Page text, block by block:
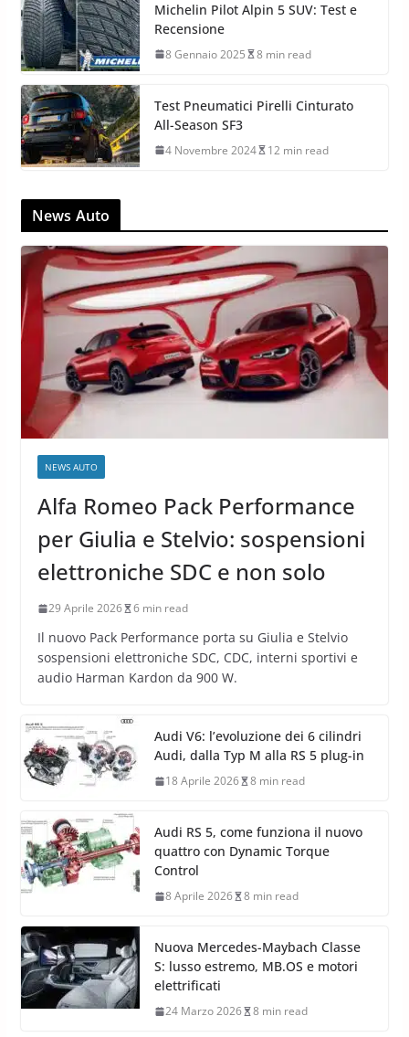
Michelin Pilot Alpin 5 SUV: Test e
Recensione
8 Gennaio 2025 8 min read
Test Pneumatici Pirelli Cinturato
All-Season SF3
4 Novembre 2024 12 min read
News Auto
NEWS AUTO
Alfa Romeo Pack Performance
per Giulia e Stelvio: sospensioni
elettroniche SDC e non solo
29 Aprile 2026 6 min read
Il nuovo Pack Performance porta su Giulia e Stelvio
sospensioni elettroniche SDC, CDC, interni sportivi e
audio Harman Kardon da 900 W.
Audi V6: l’evoluzione dei 6 cilindri
Audi, dalla Typ M alla RS 5 plug-in
18 Aprile 2026 8 min read
Audi RS 5, come funziona il nuovo
quattro con Dynamic Torque
Control
8 Aprile 2026 8 min read
Nuova Mercedes-Maybach Classe
S: lusso estremo, MB.OS e motori
elettrificati
24 Marzo 2026 8 min read